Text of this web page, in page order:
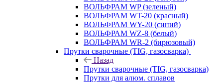
ВОЛЬФРАМ WP (зеленый)
ВОЛЬФРАМ WT-20 (красный)
ВОЛЬФРАМ WY-20 (синий)
ВОЛЬФРАМ WZ-8 (белый)
ВОЛЬФРАМ WR-2 (бирюзовый)
Прутки сварочные (TIG, газосварка)
Назад
Прутки сварочные (TIG, газосварка)
Прутки для алюм. сплавов